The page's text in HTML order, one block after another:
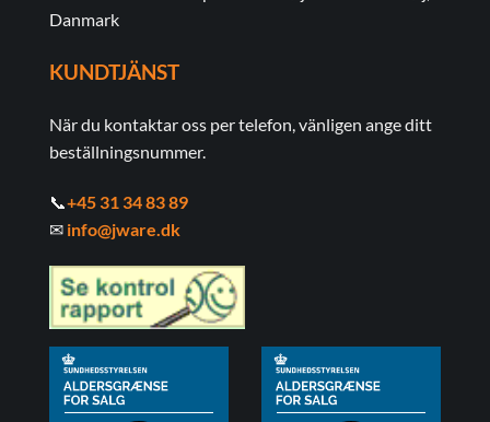
Danmark
KUNDTJÄNST
När du kontaktar oss per telefon, vänligen ange ditt
beställningsnummer.
📞+45 31 34 83 89
✉ info@jware.dk